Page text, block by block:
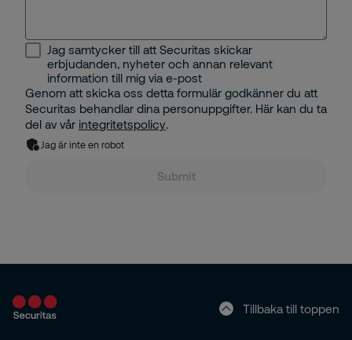
Jag samtycker till att Securitas skickar
erbjudanden, nyheter och annan relevant
information till mig via e-post
Genom att skicka oss detta formulär godkänner du att
Securitas behandlar dina personuppgifter. Här kan du ta
del av vår integritetspolicy.
Jag är inte en robot
Submit
Tillbaka till toppen